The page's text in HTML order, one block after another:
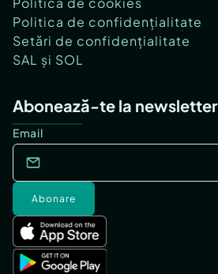
Politica de confidențialitate
Setări de confidențialitate
SAL și SOL
Abonează-te la newsletter
Email
Abonare